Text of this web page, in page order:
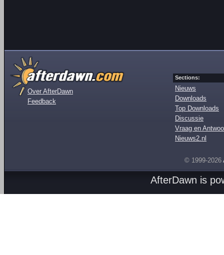
Over AfterDawn
Feedback
Sections:
Nieuws
Downloads
Top Downloads
Discussie
Vraag en
Nieuws2.nl
© 1999-2026
AfterDawn is